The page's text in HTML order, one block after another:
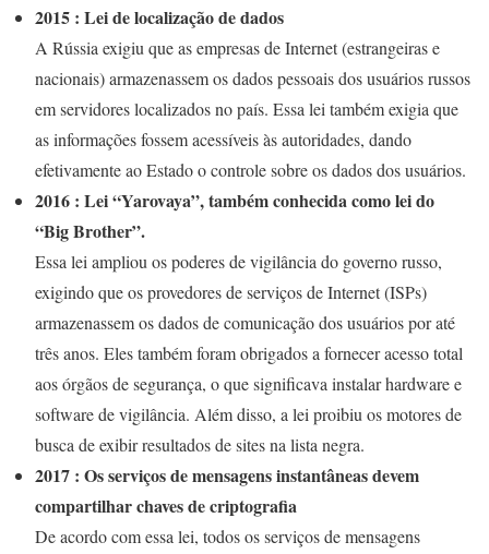
2015 : Lei de localização de dados
A Rússia exigiu que as empresas de Internet (estrangeiras e
nacionais) armazenassem os dados pessoais dos usuários russos
em servidores localizados no país. Essa lei também exigia que
as informações fossem acessíveis às autoridades, dando
efetivamente ao Estado o controle sobre os dados dos usuários.
2016 : Lei “Yarovaya”, também conhecida como lei do
“Big Brother”.
Essa lei ampliou os poderes de vigilância do governo russo,
exigindo que os provedores de serviços de Internet (ISPs)
armazenassem os dados de comunicação dos usuários por até
três anos. Eles também foram obrigados a fornecer acesso total
aos órgãos de segurança, o que significava instalar hardware e
software de vigilância. Além disso, a lei proibiu os motores de
busca de exibir resultados de sites na lista negra.
2017 : Os serviços de mensagens instantâneas devem
compartilhar chaves de criptografia
De acordo com essa lei, todos os serviços de mensagens